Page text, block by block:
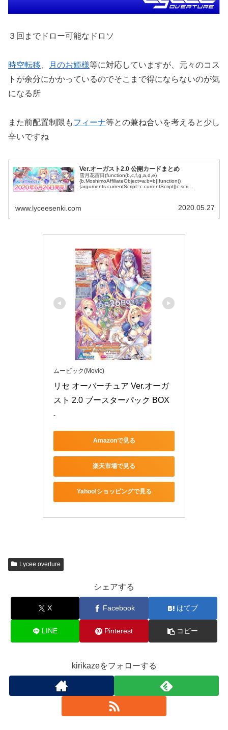
３回までドロー可能なドロソ
時空転移 月のお姫様等に対応していますが、元々のコス
トが余分にかかっているのでそこまで得にならないのが気
になる所
また前配置制限もフィーナ等との兼ね合いを考えると少し
辛いですね
Ver.オーガスト2.0 公開カードまとめ
雪月花宙日(function(b,c,f,g,a,d,e)
{b.MoshimoAffiliateObject=a;b=b||function()
{arguments.currentScript=c.currentScript||c.scri...
www.lyceesenki.com 2020.05.27
ムービック(Movic)
リセ オーバーチュア Ver.オーガ
スト 2.0 ブースターパック BOX
-
Amazonで見る
楽天市場で見る
Yahoo!ショッピングで見る
Lycee overture
シェアする
X Facebook はてブ
LINE Pinterest コピー
kirikazeをフォローする